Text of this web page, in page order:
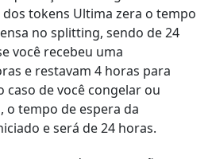
tokens Ultima zera o tempo
no splitting, sendo de 24
você recebeu uma
e restavam 4 horas para
caso de você congelar ou
o tempo de espera da
e será de 24 horas.